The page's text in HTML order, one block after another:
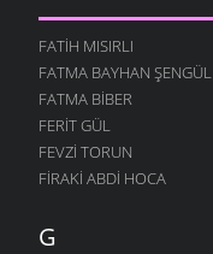
BOĞA DESTANI
12 AĞUSTOS 2004
İŞGÜZAR BABA
12 AĞUSTOS 2004
MURTEZ
12 AĞUSTOS 2004
12 AĞUSTOS 2004
FATIH MISIRLI
FATMA BAYHAN ŞENGÜL
FATMA BIBER
FERIT GÜL
FEVZI TORUN
FIRAKI ABDI HOCA
G